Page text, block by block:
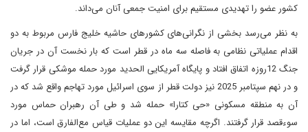
کشور عضو را تهدیدی مستقیم برای امنیت جمعی آنان می‌داند.
به نظر می‌رسد بخشی از نگرانی‌های کشورهای حاشیه خلیج فارس مربوط به دو
اقدام عملیاتی نظامی به فاصله سه ماه در قطر است که بار نخست آن در جریان
جنگ 12روزه اتفاق افتاد و پایگاه آمریکایی الحدید مورد حمله موشکی قرار گرفت
و در نهم سپتامبر 2025 نیز دولت قطر از سوی اسرائیل مورد تهاجم واقع شد که در
آن به منطقه مسکونی «حی کتارا» حمله شد و طی آن رهبران حماس مورد
سوء‌قصد قرار گرفتند. اگرچه مقایسه این دو عملیات قیاس مع‌الفارق است، اما در